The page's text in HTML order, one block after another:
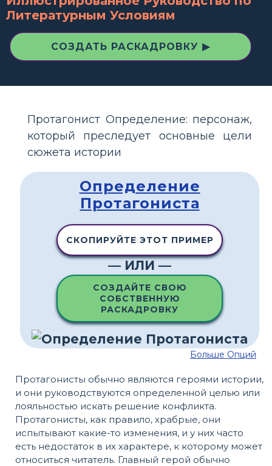
Литературным Условиям
СОЗДАТЬ РАСКАДРОВКУ ▶
Протагонист Определение: персонаж,
который преследует основные цели
сюжета истории
Определение
Протагониста
СКОПИРУЙТЕ ЭТОТ ПРИМЕР
— ИЛИ —
СОЗДАЙТЕ СВОЮ
СОБСТВЕННУЮ
РАСКАДРОВКУ
Больше Опций
Протагонисты обычно являются героями истории,
и они руководствуются определенной целью или
лояльностью искать решение конфликта.
Протагонисты, как правило, храбрые, они
испытывают какие-то изменения, и у них часто
есть недостаток в их характере, к которому может
относиться читатель. Главный герой обычно